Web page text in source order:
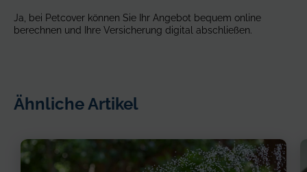
Ja, bei Petcover können Sie Ihr Angebot bequem online
berechnen und Ihre Versicherung digital abschließen.
Ähnliche Artikel